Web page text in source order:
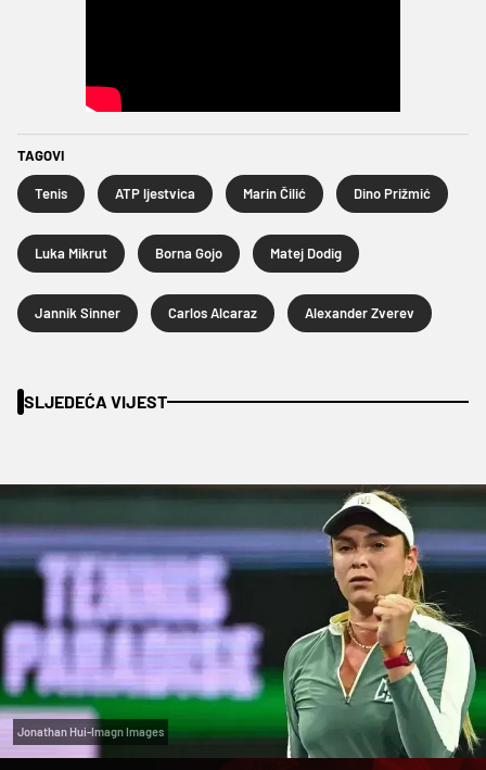
TAGOVI
Tenis ATP ljestvica Marin Čilić Dino Prižmić
Luka Mikrut Borna Gojo Matej Dodig
Jannik Sinner Carlos Alcaraz Alexander Zverev
SLJEDEĆA VIJEST
Jonathan Hui-Imagn Images